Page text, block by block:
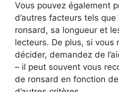
Vous pouvez également
d’autres facteurs tels que
ronsard, sa longueur et
lecteurs. De plus, si vous
décider, demandez de
– il peut souvent vous
de ronsard en fonction